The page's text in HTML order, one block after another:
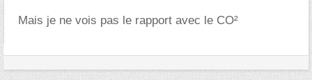
Mais je ne vois pas le rapport avec le CO²